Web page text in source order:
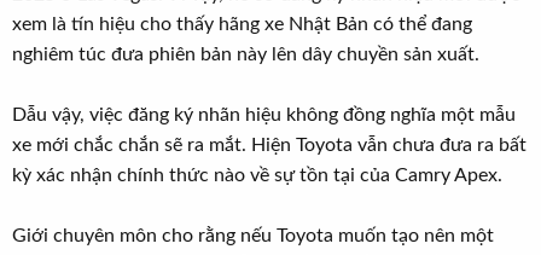
xem là tín hiệu cho thấy hãng xe Nhật Bản có thể đang
nghiêm túc đưa phiên bản này lên dây chuyền sản xuất.
Dẫu vậy, việc đăng ký nhãn hiệu không đồng nghĩa một mẫu
xe mới chắc chắn sẽ ra mắt. Hiện Toyota vẫn chưa đưa ra bất
kỳ xác nhận chính thức nào về sự tồn tại của Camry Apex.
Giới chuyên môn cho rằng nếu Toyota muốn tạo nên một